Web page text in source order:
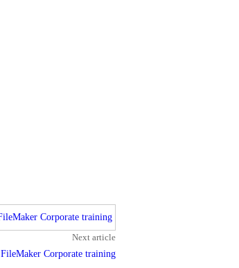
Next article
FileMaker Corporate training